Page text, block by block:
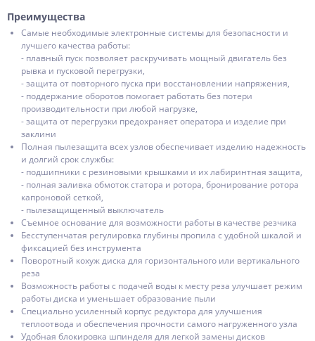
Преимущества
Самые необходимые электронные системы для безопасности и
лучшего качества работы:
- плавный пуск позволяет раскручивать мощный двигатель без
рывка и пусковой перегрузки,
- защита от повторного пуска при восстановлении напряжения,
- поддержание оборотов помогает работать без потери
производительности при любой нагрузке,
- защита от перегрузки предохраняет оператора и изделие при
заклини
Полная пылезащита всех узлов обеспечивает изделию надежность
и долгий срок службы:
- подшипники с резиновыми крышками и их лабиринтная защита,
- полная заливка обмоток статора и ротора, бронирование ротора
капроновой сеткой,
- пылезащищенный выключатель
Съемное основание для возможности работы в качестве резчика
Бесступенчатая регулировка глубины пропила с удобной шкалой и
фиксацией без инструмента
Поворотный кохуж диска для горизонтального или вертикального
реза
Возможность работы с подачей воды к месту реза улучшает режим
работы диска и уменьшает образование пыли
Специально усиленный корпус редуктора для улучшения
теплоотвода и обеспечения прочности самого нагруженного узла
Удобная блокировка шпинделя для легкой замены дисков